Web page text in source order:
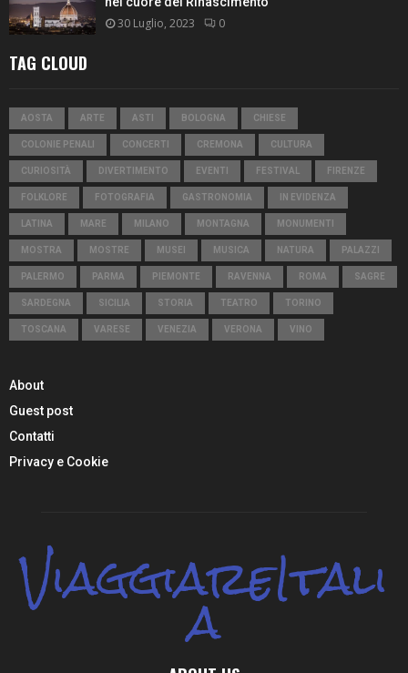
30 Luglio, 2023 0
TAG CLOUD
AOSTA ARTE ASTI BOLOGNA CHIESE
COLONIE PENALI CONCERTI CREMONA CULTURA
CURIOSITÀ DIVERTIMENTO EVENTI FESTIVAL FIRENZE
FOLKLORE FOTOGRAFIA GASTRONOMIA IN EVIDENZA
LATINA MARE MILANO MONTAGNA MONUMENTI
MOSTRA MOSTRE MUSEI MUSICA NATURA PALAZZI
PALERMO PARMA PIEMONTE RAVENNA ROMA SAGRE
SARDEGNA SICILIA STORIA TEATRO TORINO
TOSCANA VARESE VENEZIA VERONA VINO
About
Guest post
Contatti
Privacy e Cookie
ViaggiareItali
a